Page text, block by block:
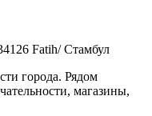
Fatih/ Стамбул
города. Рядом
магазины,